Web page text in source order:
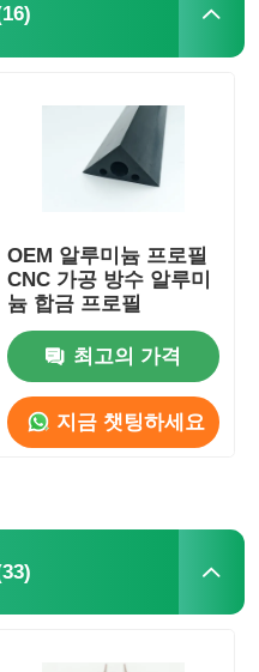
일
로파일
OEM 알루미늄 프로필
CNC 가공 방수 알루미
늄 합금 프로필
최고의 가격
지금 챗팅하세요